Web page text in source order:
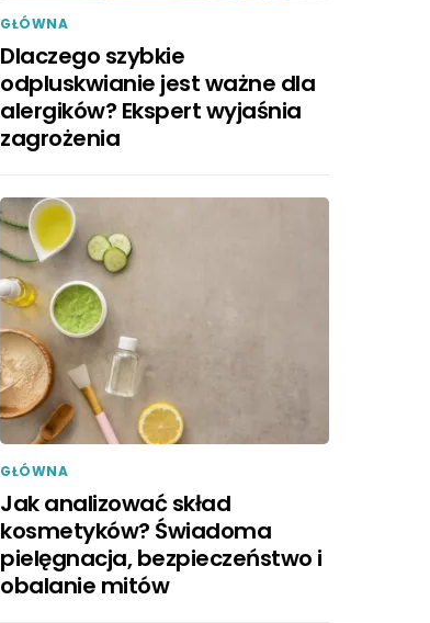
GŁÓWNA
Dlaczego szybkie
odpluskwianie jest ważne dla
alergików? Ekspert wyjaśnia
zagrożenia
GŁÓWNA
Jak analizować skład
kosmetyków? Świadoma
pielęgnacja, bezpieczeństwo i
obalanie mitów